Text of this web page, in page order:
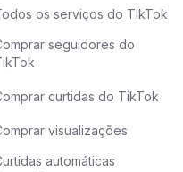
os serviços do TikTok
seguidores do
curtidas do TikTok
visualizações
automáticas